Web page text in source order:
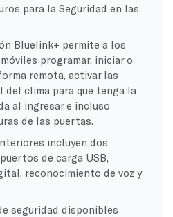
para la Seguridad en las
Bluelink+ permite a los
programar, iniciar o
remota, activar las
clima para que tenga la
al ingresar e incluso
de las puertas.
incluyen dos
de carga USB,
reconocimiento de voz y
seguridad disponibles